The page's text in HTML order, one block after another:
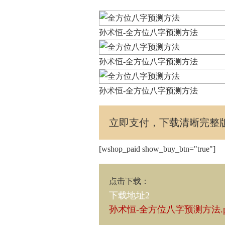
孙术恒-全方位八字预测方法
孙术恒-全方位八字预测方法
孙术恒-全方位八字预测方法
立即支付，下载清晰完整
[wshop_paid show_buy_btn="true"]
点击下载 ：
下载地址2
孙术恒-全方位八字预测方法